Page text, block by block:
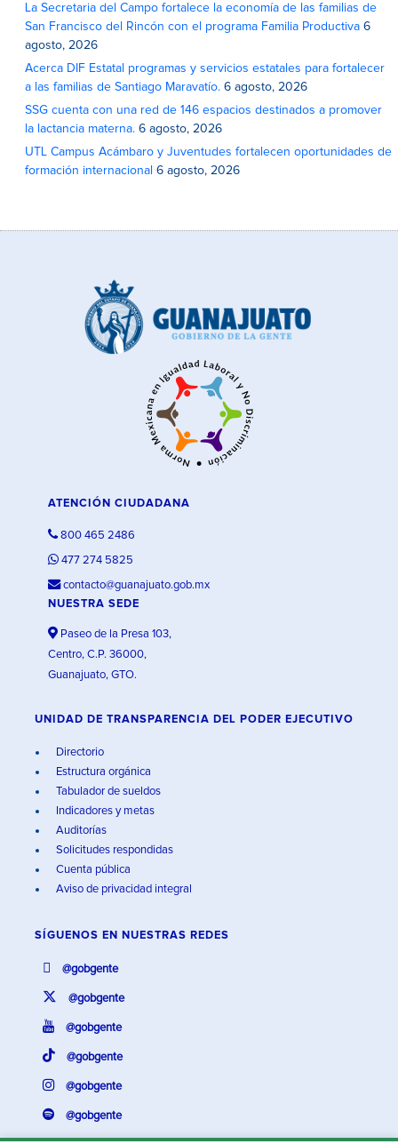
La Secretaria del Campo fortalece la economía de las familias de
San Francisco del Rincón con el programa Familia Productiva 6
agosto, 2026
Acerca DIF Estatal programas y servicios estatales para fortalecer
a las familias de Santiago Maravatío. 6 agosto, 2026
SSG cuenta con una red de 146 espacios destinados a promover
la lactancia materna. 6 agosto, 2026
UTL Campus Acámbaro y Juventudes fortalecen oportunidades de
formación internacional 6 agosto, 2026
ATENCIÓN CIUDADANA
800 465 2486
477 274 5825
contacto@guanajuato.gob.mx
NUESTRA SEDE
Paseo de la Presa 103,
Centro, C.P. 36000,
Guanajuato, GTO.
UNIDAD DE TRANSPARENCIA DEL PODER EJECUTIVO
Directorio
Estructura orgánica
Tabulador de sueldos
Indicadores y metas
Auditorías
Solicitudes respondidas
Cuenta pública
Aviso de privacidad integral
SÍGUENOS EN NUESTRAS REDES
@gobgente
@gobgente
@gobgente
@gobgente
@gobgente
@gobgente